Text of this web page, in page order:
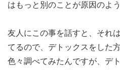
はもっと別のことが原因のよ
友人にこの事を話すと、それ
てるので、デトックスをした
色々調べてみたんですが、デ